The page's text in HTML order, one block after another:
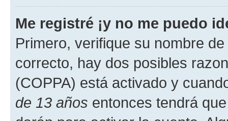
Me registré ¡y no me puedo
Primero, verifique su nombre
correcto, hay dos posibles
(COPPA) está activado y
de 13 años entonces tendrá